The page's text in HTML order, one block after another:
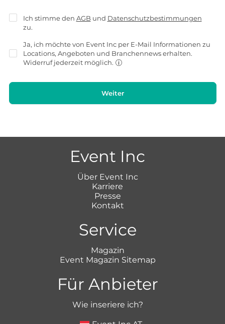
Ich stimme den AGB und Datenschutzbestimmungen
zu.
Ja, ich möchte von Event Inc per E-Mail Informationen zu
Locations, Angeboten und Branchennews erhalten.
Widerruf jederzeit möglich.
Weiter
Event Inc
Über Event Inc
Karriere
Presse
Kontakt
Service
Magazin
Event Magazin Sitemap
Für Anbieter
Wie inseriere ich?